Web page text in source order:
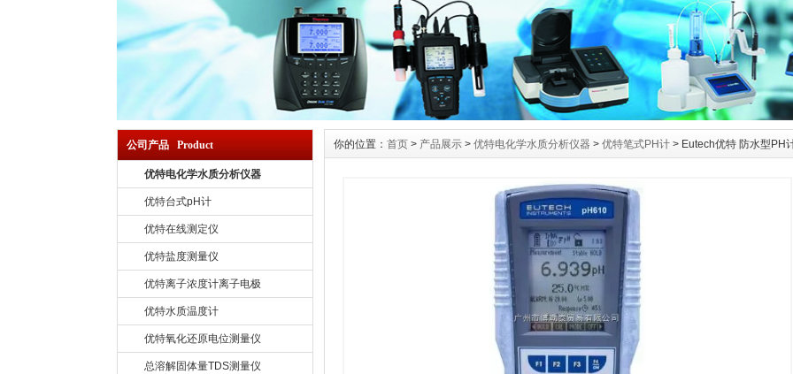
公司产品 Product
优特电化学水质分析仪器
优特台式pH计
优特在线测定仪
优特盐度测量仪
优特离子浓度计离子电极
优特水质温度计
优特氧化还原电位测量仪
总溶解固体量TDS测量仪
你的位置： 首页 > 产品展示 > 优特电化学水质分析仪器 > 优特笔式PH计 > Eutech优特 防水型PH